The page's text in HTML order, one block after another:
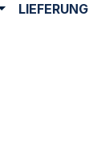
LIEFERUNG